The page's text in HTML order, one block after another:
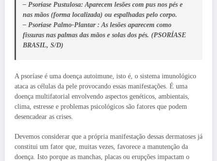
– Psoríase Pustulosa: Aparecem lesões com pus nos pés e
nas mãos (forma localizada) ou espalhadas pelo corpo.
– Psoríase Palmo-Plantar : As lesões aparecem como
fissuras nas palmas das mãos e solas dos pés. (PSORÍASE
BRASIL, S/D)
A psoríase é uma doença autoimune, isto é, o sistema imunológico
ataca as células da pele provocando essas manifestações. É uma
doença multifatorial envolvendo aspectos genéticos, ambientais,
clima, estresse e problemas psicológicos são fatores que podem
desencadear as crises.
Devemos considerar que a própria manifestação dessas dermatoses já
constitui um fator que, muitas vezes, favorece a manutenção da
doença. Isto porque as manchas, placas ou erupções impactam o